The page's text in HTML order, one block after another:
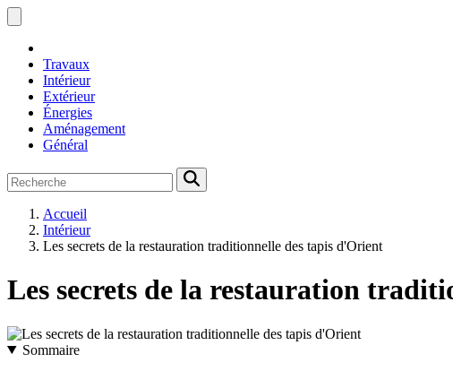
Travaux
Intérieur
Extérieur
Énergies
Aménagement
Général
Accueil
Intérieur
Les secrets de la restauration traditionnelle des tapis d'Orient
Les secrets de la restauration
Sommaire